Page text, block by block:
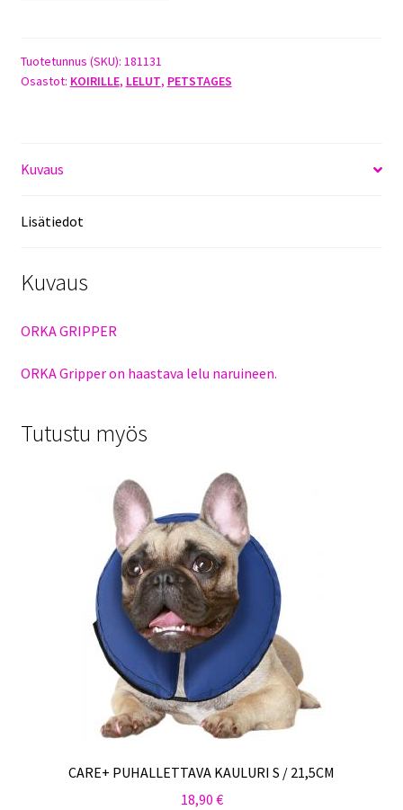
Tuotetunnus (SKU): 181131
Osastot: KOIRILLE, LELUT, PETSTAGES
Kuvaus
Lisätiedot
Kuvaus
ORKA GRIPPER
ORKA Gripper on haastava lelu naruineen.
Tutustu myös
CARE+ PUHALLETTAVA KAULURI S / 21,5CM
18,90 €